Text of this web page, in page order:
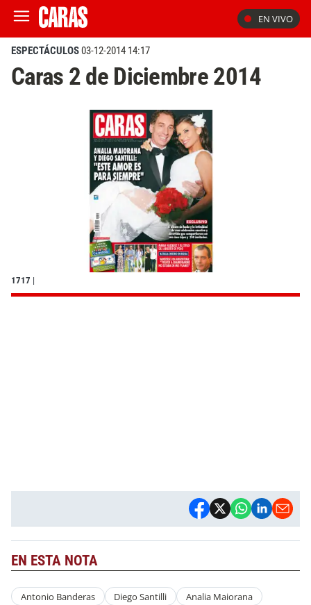
EN VIVO
ESPECTÁCULOS03-12-2014 14:17
Caras 2 de Diciembre 2014
1717 |
EN ESTA NOTA
Antonio Banderas Diego Santilli Analia Maiorana